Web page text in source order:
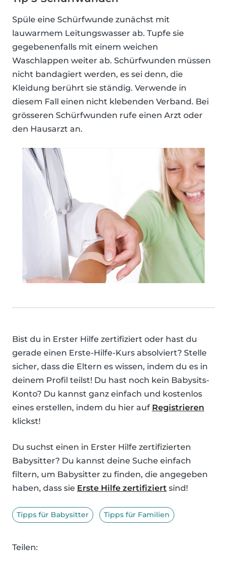
Spüle eine Schürfwunde zunächst mit
lauwarmem Leitungswasser ab. Tupfe sie
gegebenenfalls mit einem weichen
Waschlappen weiter ab. Schürfwunden müssen
nicht bandagiert werden, es sei denn, die
Kleidung berührt sie ständig. Verwende in
diesem Fall einen nicht klebenden Verband. Bei
grösseren Schürfwunden rufe einen Arzt oder
den Hausarzt an.
Bist du in Erster Hilfe zertifiziert oder hast du
gerade einen Erste-Hilfe-Kurs absolviert? Stelle
sicher, dass die Eltern es wissen, indem du es in
deinem Profil teilst! Du hast noch kein Babysits-
Konto? Du kannst ganz einfach und kostenlos
eines erstellen, indem du hier auf Registrieren
klickst!
Du suchst einen in Erster Hilfe zertifizierten
Babysitter? Du kannst deine Suche einfach
filtern, um Babysitter zu finden, die angegeben
haben, dass sie Erste Hilfe zertifiziert sind!
Tipps für Babysitter Tipps für Familien
Teilen: